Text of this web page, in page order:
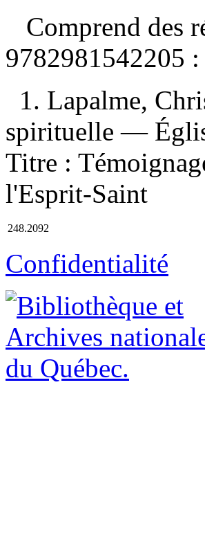
Comprend des
9782981542205 :
1. Lapalme,
spirituelle —
Titre :
l'Esprit-Saint
248.2092
Confidentialité